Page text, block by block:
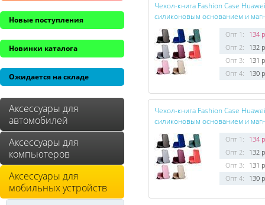
Новые поступления
Новинки каталога
Ожидается на складе
Аксессуары для
автомобилей
Аксессуары для
компьютеров
Аксессуары для
мобильных устройств
Чехол-книга Fashion Case
силиконовым основанием и
Опт 1:
134
Опт 2:
132
Опт 3:
131
Опт 4:
130
Чехол-книга Fashion Case
силиконовым основанием и
Опт 1:
134
Опт 2:
132
Опт 3:
131
Опт 4:
130